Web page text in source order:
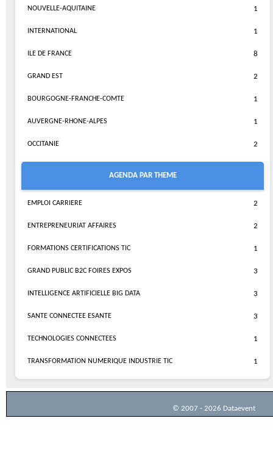
NOUVELLE-AQUITAINE 1
INTERNATIONAL 1
ILE DE FRANCE 8
GRAND EST 2
BOURGOGNE-FRANCHE-COMTE 1
AUVERGNE-RHONE-ALPES 1
OCCITANIE 2
AGENDA PAR THEME
EMPLOI CARRIERE 2
ENTREPRENEURIAT AFFAIRES 2
FORMATIONS CERTIFICATIONS TIC 1
GRAND PUBLIC B2C FOIRES EXPOS 3
INTELLIGENCE ARTIFICIELLE BIG DATA 3
SANTE CONNECTEE ESANTE 3
TECHNOLOGIES CONNECTEES 1
TRANSFORMATION NUMERIQUE INDUSTRIE TIC 1
© 2007 - 2026 Dataevent